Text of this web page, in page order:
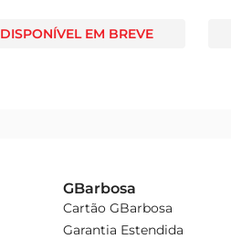
DISPONÍVEL EM BREVE
GBarbosa
Cartão GBarbosa
Garantia Estendida